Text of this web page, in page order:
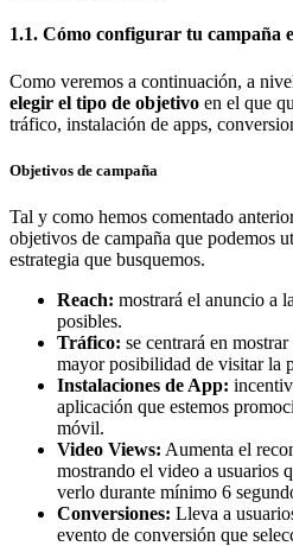
1.1. Cómo configurar tu campaña
Como veremos a continuación, a
elegir el tipo de objetivo en el que
tráfico, instalación de apps,
Objetivos de campaña
Tal y como hemos comentado
objetivos de campaña que podemos
estrategia que busquemos.
Reach: mostrará el anuncio a
posibles.
Tráfico: se centrará en
mayor posibilidad de visitar la
Instalaciones de App:
aplicación que estemos
móvil.
Video Views: Aumenta el
mostrando el video a usuarios
verlo durante mínimo 6
Conversiones: Lleva a
evento de conversión que